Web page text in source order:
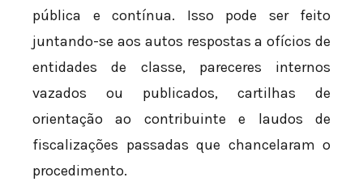
pública e contínua. Isso pode ser feito
juntando-se aos autos respostas a ofícios de
entidades de classe, pareceres internos
vazados ou publicados, cartilhas de
orientação ao contribuinte e laudos de
fiscalizações passadas que chancelaram o
procedimento.